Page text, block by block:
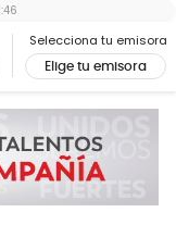
Selecciona tu emisora
Elige tu emisora